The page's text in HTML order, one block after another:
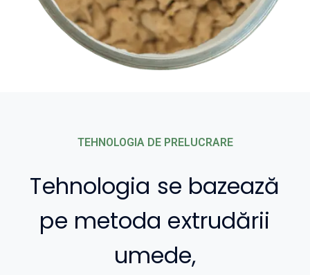
TEHNOLOGIA DE PRELUCRARE
Tehnologia se bazează
pe metoda extrudării
umede,